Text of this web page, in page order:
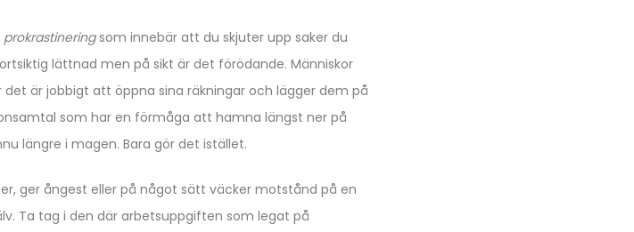
prokrastineringsom innebär att du skjuter upp saker du
lättnad men på sikt är det förödande. Människor
är jobbigt att öppna sina räkningar och lägger dem på
som har en förmåga att hamna längst ner på
längre i magen. Bara gör det istället.
ger ångest eller på något sätt väcker motstånd på en
Ta tag i den där arbetsuppgiften som legat på